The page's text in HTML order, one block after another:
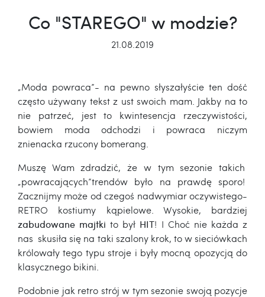
Co "STAREGO" w modzie?
21.08.2019
„Moda powraca”- na pewno słyszałyście ten dość
często używany tekst z ust swoich mam. Jakby na to
nie patrzeć, jest to kwintesencja rzeczywistości,
bowiem moda odchodzi i powraca niczym
znienacka rzucony bomerang.
Muszę Wam zdradzić, że w tym sezonie takich
„powracających”trendów było na prawdę sporo!
Zacznijmy może od czegoś nadwymiar oczywistego-
RETRO kostiumy kąpielowe. Wysokie, bardziej
zabudowane majtki to był HIT! I Choć nie każda z
nas skusiła się na taki szalony krok, to w sieciówkach
królowały tego typu stroje i były mocną opozycją do
klasycznego bikini.
Podobnie jak retro strój w tym sezonie swoją pozycje